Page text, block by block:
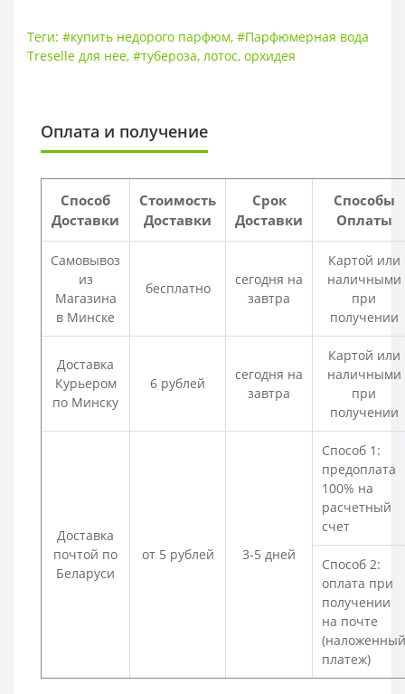
Теги: #купить недорого парфюм, #Парфюмерная вода
Treselle для нее, #тубероза, лотос, орхидея
Оплата и получение
Способ
Доставки
Стоимость
Доставки
Срок
Доставки
Способы
Оплаты
Самовывоз
из
Магазина
в Минске
бесплатно
сегодня на
завтра
Картой или
наличными
при
получении
Доставка
Курьером
по Минску
6 рублей
сегодня на
завтра
Картой или
наличными
при
получении
Доставка
почтой по
Беларуси
от 5 рублей 3-5 дней
Способ 1:
предоплата
100% на
расчетный
счет
Способ 2:
оплата при
получении
на почте
(наложенный
платеж)